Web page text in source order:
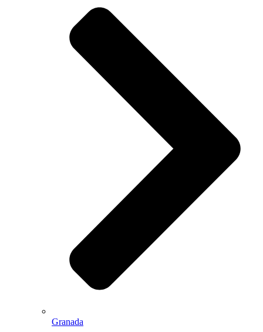
Granada